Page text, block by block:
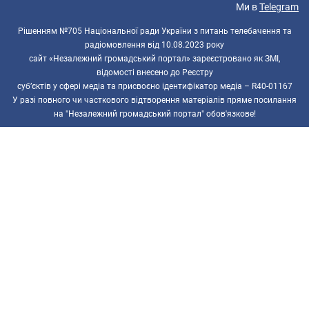
Ми вTelegram
Рішенням №705 Національної ради України з питань телебачення та
радіомовлення від 10.08.2023 року
сайт «Незалежний громадський портал» зареєстровано як ЗМІ,
відомості внесено до Реєстру
суб’єктів у сфері медіа та присвоєно ідентифікатор медіа – R40-01167
У разі повного чи часткового відтворення матеріалів пряме посилання
на "Незалежний громадський портал" обов'язкове!